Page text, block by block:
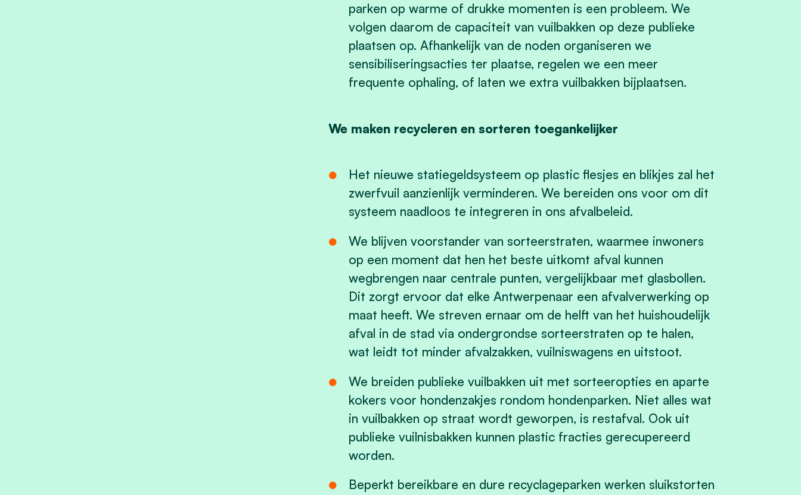
parken op warme of drukke momenten is een probleem. We
volgen daarom de capaciteit van vuilbakken op deze publieke
plaatsen op. Afhankelijk van de noden organiseren we
sensibiliseringsacties ter plaatse, regelen we een meer
frequente ophaling, of laten we extra vuilbakken bijplaatsen.
We maken recycleren en sorteren toegankelijker
Het nieuwe statiegeldsysteem op plastic flesjes en blikjes zal het
zwerfvuil aanzienlijk verminderen. We bereiden ons voor om dit
systeem naadloos te integreren in ons afvalbeleid.
We blijven voorstander van sorteerstraten, waarmee inwoners
op een moment dat hen het beste uitkomt afval kunnen
wegbrengen naar centrale punten, vergelijkbaar met glasbollen.
Dit zorgt ervoor dat elke Antwerpenaar een afvalverwerking op
maat heeft. We streven ernaar om de helft van het huishoudelijk
afval in de stad via ondergrondse sorteerstraten op te halen,
wat leidt tot minder afvalzakken, vuilniswagens en uitstoot.
We breiden publieke vuilbakken uit met sorteeropties en aparte
kokers voor hondenzakjes rondom hondenparken. Niet alles wat
in vuilbakken op straat wordt geworpen, is restafval. Ook uit
publieke vuilnisbakken kunnen plastic fracties gerecupereerd
worden.
Beperkt bereikbare en dure recyclageparken werken sluikstorten